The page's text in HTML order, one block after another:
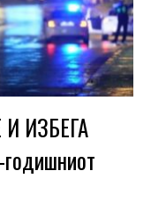
ИЗБЕГА